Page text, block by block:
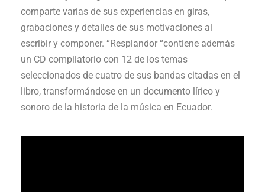
comparte varias de sus experiencias en giras,
grabaciones y detalles de sus motivaciones al
escribir y componer. “Resplandor “contiene además
un CD compilatorio con 12 de los temas
seleccionados de cuatro de sus bandas citadas en el
libro, transformándose en un documento lírico y
sonoro de la historia de la música en Ecuador.